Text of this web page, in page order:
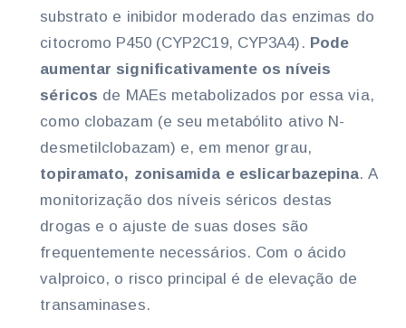
substrato e inibidor moderado das enzimas do
citocromo P450 (CYP2C19, CYP3A4). Pode
aumentar significativamente os níveis
séricos de MAEs metabolizados por essa via,
como clobazam (e seu metabólito ativo N-
desmetilclobazam) e, em menor grau,
topiramato, zonisamida e eslicarbazepina. A
monitorização dos níveis séricos destas
drogas e o ajuste de suas doses são
frequentemente necessários. Com o ácido
valproico, o risco principal é de elevação de
transaminases.